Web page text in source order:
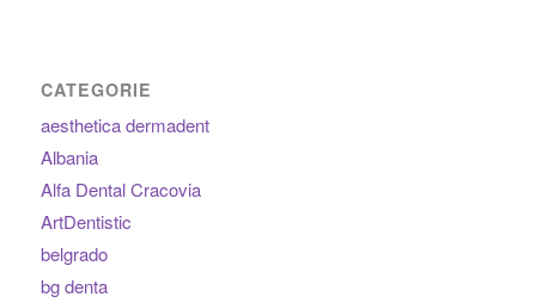
CATEGORIE
aesthetica dermadent
Albania
Alfa Dental Cracovia
ArtDentistic
belgrado
bg denta